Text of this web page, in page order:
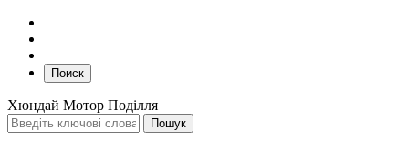
Поиск
Хюндай Мотор Поділля